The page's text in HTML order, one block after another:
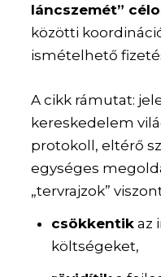
láncszemét”
közötti
ismételhető
A cikk rámutat:
kereskedelem
protokoll, eltérő
egységes
„tervrajzok”
csökkentik az
költségeket,